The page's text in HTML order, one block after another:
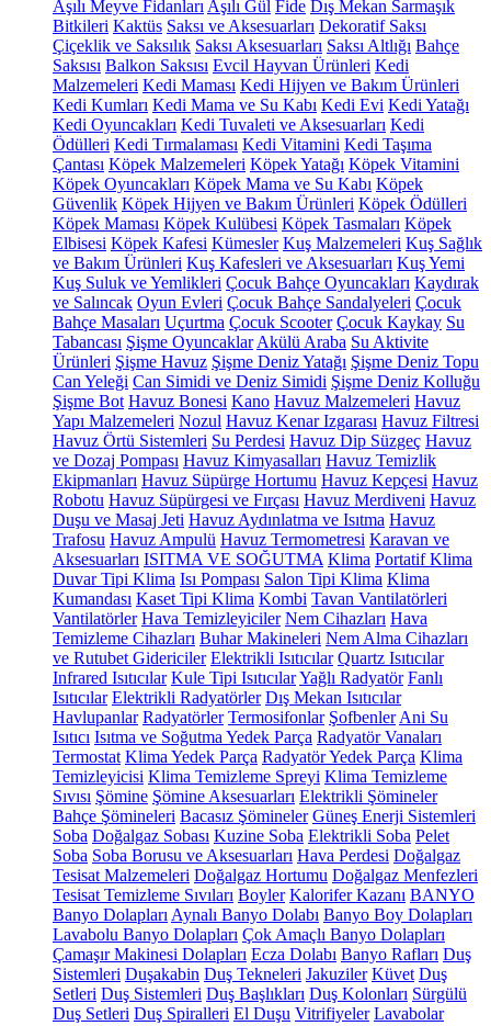
Aşılı Meyve Fidanları Aşılı Gül Fide Dış Mekan Sarmaşık
Bitkileri Kaktüs Saksı ve Aksesuarları Dekoratif Saksı
Çiçeklik ve Saksılık Saksı Aksesuarları Saksı Altlığı Bahçe
Saksısı Balkon Saksısı Evcil Hayvan Ürünleri Kedi
Malzemeleri Kedi Maması Kedi Hijyen ve Bakım Ürünleri
Kedi Kumları Kedi Mama ve Su Kabı Kedi Evi Kedi Yatağı
Kedi Oyuncakları Kedi Tuvaleti ve Aksesuarları Kedi
Ödülleri Kedi Tırmalaması Kedi Vitamini Kedi Taşıma
Çantası Köpek Malzemeleri Köpek Yatağı Köpek Vitamini
Köpek Oyuncakları Köpek Mama ve Su Kabı Köpek
Güvenlik Köpek Hijyen ve Bakım Ürünleri Köpek Ödülleri
Köpek Maması Köpek Kulübesi Köpek Tasmaları Köpek
Elbisesi Köpek Kafesi Kümesler Kuş Malzemeleri Kuş Sağlık
ve Bakım Ürünleri Kuş Kafesleri ve Aksesuarları Kuş Yemi
Kuş Suluk ve Yemlikleri Çocuk Bahçe Oyuncakları Kaydırak
ve Salıncak Oyun Evleri Çocuk Bahçe Sandalyeleri Çocuk
Bahçe Masaları Uçurtma Çocuk Scooter Çocuk Kaykay Su
Tabancası Şişme Oyuncaklar Akülü Araba Su Aktivite
Ürünleri Şişme Havuz Şişme Deniz Yatağı Şişme Deniz Topu
Can Yeleği Can Simidi ve Deniz Simidi Şişme Deniz Kolluğu
Şişme Bot Havuz Bonesi Kano Havuz Malzemeleri Havuz
Yapı Malzemeleri Nozul Havuz Kenar Izgarası Havuz Filtresi
Havuz Örtü Sistemleri Su Perdesi Havuz Dip Süzgeç Havuz
ve Dozaj Pompası Havuz Kimyasalları Havuz Temizlik
Ekipmanları Havuz Süpürge Hortumu Havuz Kepçesi Havuz
Robotu Havuz Süpürgesi ve Fırçası Havuz Merdiveni Havuz
Duşu ve Masaj Jeti Havuz Aydınlatma ve Isıtma Havuz
Trafosu Havuz Ampulü Havuz Termometresi Karavan ve
Aksesuarları ISITMA VE SOĞUTMA Klima Portatif Klima
Duvar Tipi Klima Isı Pompası Salon Tipi Klima Klima
Kumandası Kaset Tipi Klima Kombi Tavan Vantilatörleri
Vantilatörler Hava Temizleyiciler Nem Cihazları Hava
Temizleme Cihazları Buhar Makineleri Nem Alma Cihazları
ve Rutubet Gidericiler Elektrikli Isıtıcılar Quartz Isıtıcılar
Infrared Isıtıcılar Kule Tipi IsıtıcılarYağlı Radyatör Fanlı
Isıtıcılar Elektrikli Radyatörler Dış Mekan Isıtıcılar
Havlupanlar Radyatörler Termosifonlar Şofbenler Ani Su
Isıtıcı Isıtma ve Soğutma Yedek Parça Radyatör Vanaları
Termostat Klima Yedek Parça Radyatör Yedek Parça Klima
Temizleyicisi Klima Temizleme Spreyi Klima Temizleme
Sıvısı Şömine Şömine Aksesuarları Elektrikli Şömineler
Bahçe Şömineleri Bacasız Şömineler Güneş Enerji Sistemleri
Soba Doğalgaz Sobası Kuzine Soba Elektrikli Soba Pelet
Soba Soba Borusu ve Aksesuarları Hava Perdesi Doğalgaz
Tesisat Malzemeleri Doğalgaz Hortumu Doğalgaz Menfezleri
Tesisat Temizleme Sıvıları Boyler Kalorifer Kazanı BANYO
Banyo Dolapları Aynalı Banyo Dolabı Banyo Boy Dolapları
Lavabolu Banyo Dolapları Çok Amaçlı Banyo Dolapları
Çamaşır Makinesi Dolapları Ecza Dolabı Banyo Rafları Duş
Sistemleri Duşakabin Duş Tekneleri Jakuziler Küvet Duş
Setleri Duş Sistemleri Duş Başlıkları Duş Kolonları Sürgülü
Duş Setleri Duş Spiralleri El Duşu Vitrifiyeler Lavabolar